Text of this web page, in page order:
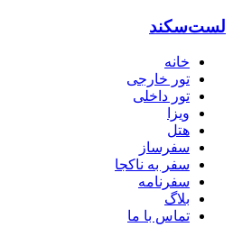
لست‌سکند
خانه
تور خارجی
تور داخلی
ویزا
هتل‌
سفرساز
سفر به ناکجا
سفرنامه
بلاگ
تماس با ما